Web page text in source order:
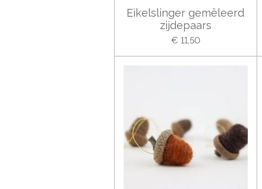
Eikelslinger gemêleerd
zijdepaars
€ 11,50